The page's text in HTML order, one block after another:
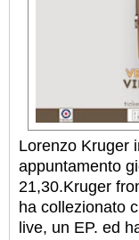
Lorenzo Kruger
appuntamento
21,30.Kruger
ha collezionato
live, un EP. ed